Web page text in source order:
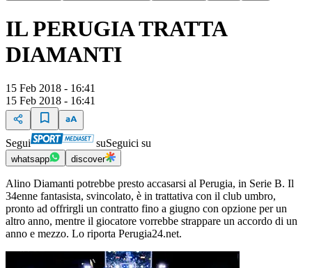
IL PERUGIA TRATTA
DIAMANTI
15 Feb 2018 - 16:41
15 Feb 2018 - 16:41
Segui suSeguici su
whatsapp discover
Alino Diamanti potrebbe presto accasarsi al Perugia, in Serie B. Il
34enne fantasista, svincolato, è in trattativa con il club umbro,
pronto ad offrirgli un contratto fino a giugno con opzione per un
altro anno, mentre il giocatore vorrebbe strappare un accordo di un
anno e mezzo. Lo riporta Perugia24.net.